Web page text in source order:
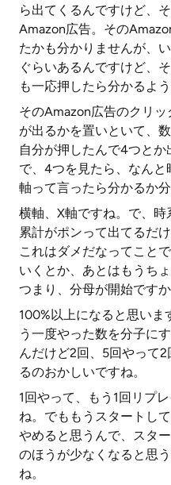
ら出てくるんですけど、
Amazon広告。その
たかも分かりませんが、
ぐらいあるんですけど、
も一応押したら分かるよ
そのAmazon広告のクリ
が出るかを置いといて、
自分が押したんで4つとか
で、4つを見たら、なん
軸って言ったら分かるか分
横軸、X軸ですね。で、
累計がポンって出てるだ
これはダメだなってこと
いくとか、あとはもうち
つまり、分母が開始ですか
100%以上になると思いま
う一度やった数を分子に
んだけど2回、5回やって
るのおかしいですね。
1回やって、もう1回リプ
ね。でももうスタートし
やめると思うんで、スタ
のほうが少なくなると思
ね。